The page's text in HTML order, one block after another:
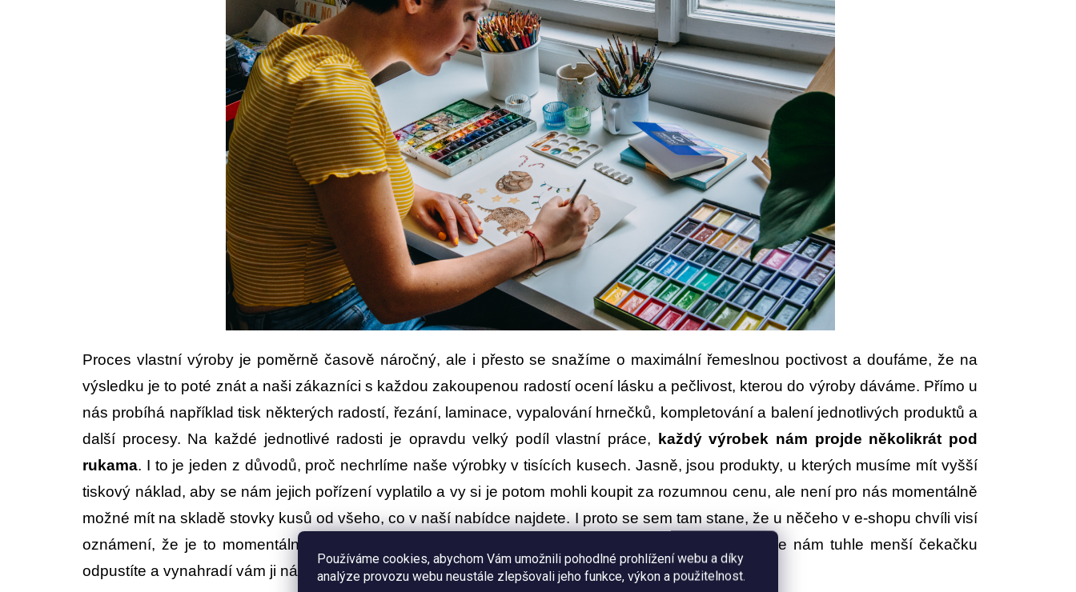
Používáme cookies, abychom Vám umožnili pohodlné prohlížení webu a díky
analýze provozu webu neustále zlepšovali jeho funkce, výkon a použitelnost.
Proces vlastní výroby je poměrně časově náročný, ale i přesto se snažíme o maximální řemeslnou poctivost a doufáme, že na
výsledku je to poté znát a naši zákazníci s každou zakoupenou radostí ocení lásku a pečlivost, kterou do výroby dáváme. Přímo u
nás probíhá například tisk některých radostí, řezání, laminace, vypalování hrnečků, kompletování a balení jednotlivých produktů a
další procesy. Na každé jednotlivé radosti je opravdu velký podíl vlastní práce,
každý výrobek nám projde několikrát pod
rukama. I to je jeden z důvodů, proč nechrlíme naše výrobky v tisících kusech. Jasně, jsou produkty, u kterých musíme mít vyšší
tiskový náklad, aby se nám jejich pořízení vyplatilo a vy si je potom mohli koupit za rozumnou cenu, ale není pro nás momentálně
možné mít na skladě stovky kusů od všeho, co v naší nabídce najdete. I proto se sem tam stane, že u něčeho v e-shopu chvíli visí
oznámení, že je to momentálně nedostupné nebo čekáme na dotisk, ale vždy pevně doufáme, že nám tuhle menší čekačku
odpustíte a vynahradí vám ji následná radost z obdržené objednávky. :-)